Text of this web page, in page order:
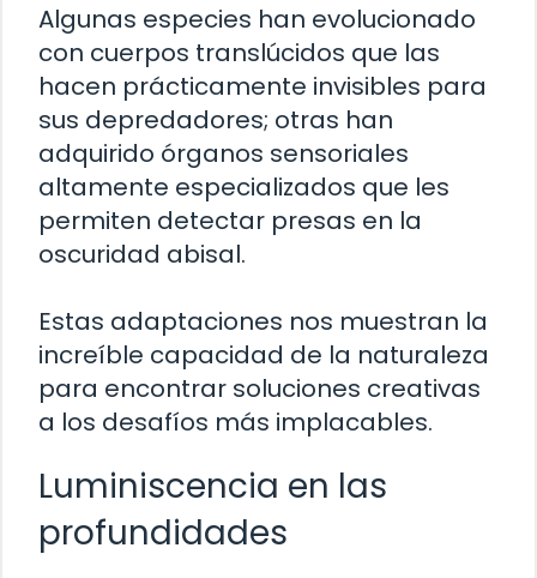
Algunas especies han evolucionado
con cuerpos translúcidos que las
hacen prácticamente invisibles para
sus depredadores; otras han
adquirido órganos sensoriales
altamente especializados que les
permiten detectar presas en la
oscuridad abisal.
Estas adaptaciones nos muestran la
increíble capacidad de la naturaleza
para encontrar soluciones creativas
a los desafíos más implacables.
Luminiscencia en las
profundidades